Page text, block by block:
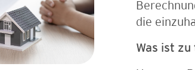
die
Was ist zu